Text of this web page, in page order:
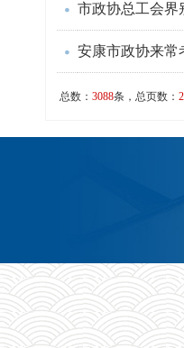
市政协总工会界
安康市政协来常
总数： 3088条，总页数：